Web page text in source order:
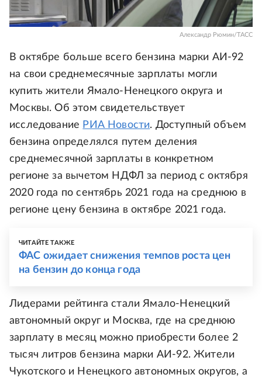
Александр Рюмин/ТАСС
В октябре больше всего бензина марки АИ-92
на свои среднемесячные зарплаты могли
купить жители Ямало-Ненецкого округа и
Москвы. Об этом свидетельствует
исследование РИА Новости. Доступный объем
бензина определялся путем деления
среднемесячной зарплаты в конкретном
регионе за вычетом НДФЛ за период с октября
2020 года по сентябрь 2021 года на среднюю в
регионе цену бензина в октябре 2021 года.
ЧИТАЙТЕ ТАКЖЕ
ФАС ожидает снижения темпов роста цен
на бензин до конца года
Лидерами рейтинга стали Ямало-Ненецкий
автономный округ и Москва, где на среднюю
зарплату в месяц можно приобрести более 2
тысяч литров бензина марки АИ-92. Жители
Чукотского и Ненецкого автономных округов, а